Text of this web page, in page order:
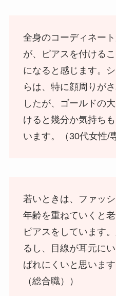
全身のコーディネー
が、ピアスを付ける
になると感じます。
らは、特に顔周りが
したが、ゴールドの
けると幾分か気持ち
います。（30代女性/
若いときは、ファッ
年齢を重ねていくと
ピアスをしています
るし、目線が耳元に
ばれにくいと思いま
（総合職））